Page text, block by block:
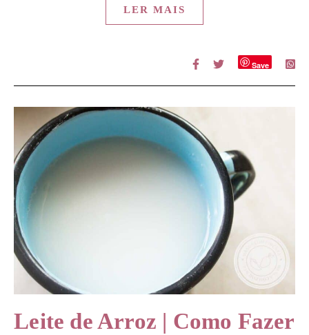
LER MAIS
Save
Leite de Arroz | Como Fazer